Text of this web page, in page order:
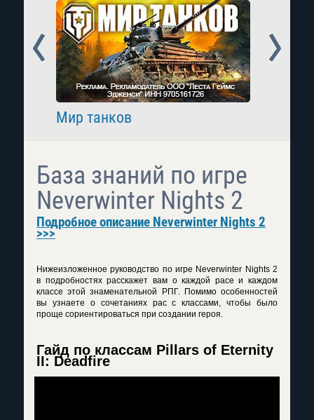
Мир танков
Prev
База знаний по игре
Neverwinter Nights 2
Подробное описание Neverwinter Nights 2
>>>
Нижеизложенное руководство по игре Neverwinter Nights 2
в подробностях расскажет вам о каждой расе и каждом
классе этой знаменательной РПГ. Помимо особенностей
вы узнаете о сочетаниях рас с классами, чтобы было
проще сориентироваться при создании героя.
Гайд по классам Pillars of Eternity
II: Deadfire